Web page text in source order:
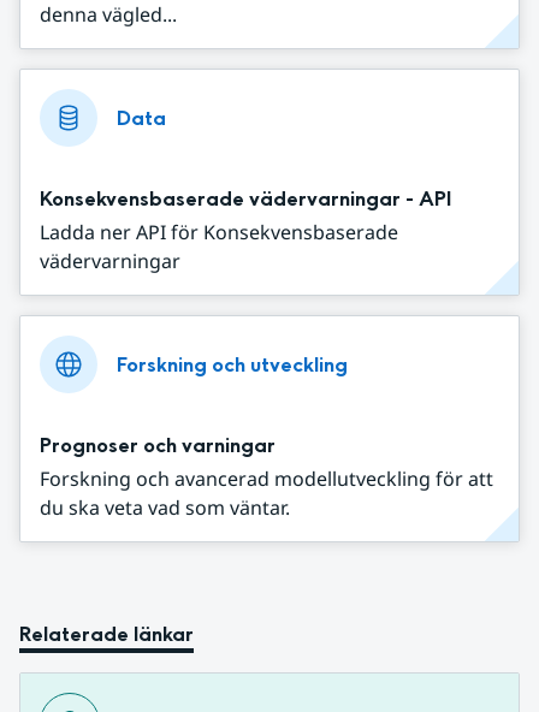
denna vägled...
Data
Konsekvensbaserade vädervarningar - API
Ladda ner API för Konsekvensbaserade
vädervarningar
Forskning och utveckling
Prognoser och varningar
Forskning och avancerad modellutveckling för att
du ska veta vad som väntar.
Relaterade länkar